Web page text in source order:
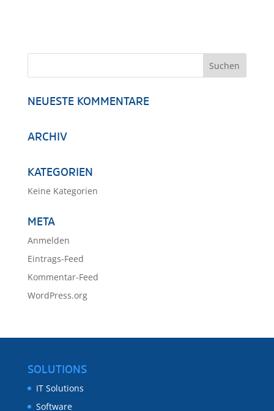
NEUESTE KOMMENTARE
ARCHIV
KATEGORIEN
Keine Kategorien
META
Anmelden
Eintrags-Feed
Kommentar-Feed
WordPress.org
SOLUTIONS
IT Solutions
Software